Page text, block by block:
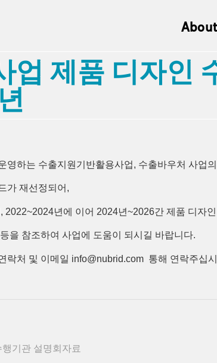
업 제품 디자인
영하는 수출지원기반활용사업, 수출바우처 사업의
가 재선정되어,
2022~2024년에 이어 2024년~2026간 제품 디자
을 참조하여 사업에 도움이 되시길 바랍니다.
락처 및 이메일 info@nubrid.com 통해 연락주십
기관 설명회자료